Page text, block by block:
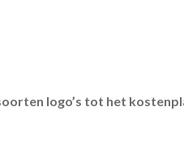
logo’s tot het